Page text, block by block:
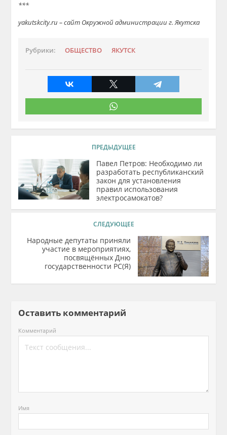
***
yakutskcity.ru – сайт Окружной администрации г. Якутска
Рубрики: ОБЩЕСТВО ЯКУТСК
ПРЕДЫДУЩЕЕ
Павел Петров: Необходимо ли
разработать республиканский
закон для установления
правил использования
электросамокатов?
СЛЕДУЮЩЕЕ
Народные депутаты приняли
участие в мероприятиях,
посвящённых Дню
государственности РС(Я)
Оставить комментарий
Комментарий
Имя